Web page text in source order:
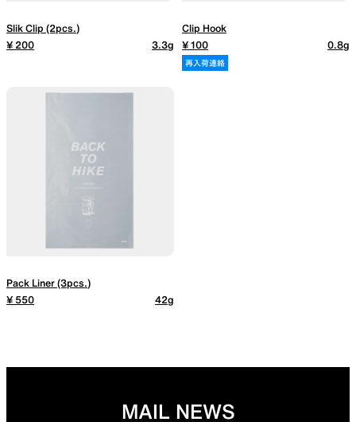
Slik Clip (2pcs.)
¥ 200
3.3g
Clip Hook
¥ 100
0.8g
再入荷連絡
Pack Liner (3pcs.)
¥ 550
42g
MAIL NEWS